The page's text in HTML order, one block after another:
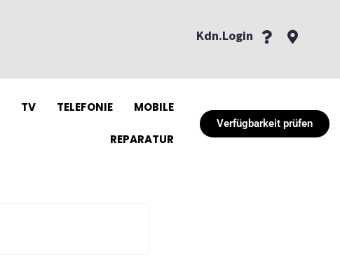
Kdn.Login
TV TELEFONIE MOBILE
REPARATUR
Verfügbarkeit prüfen